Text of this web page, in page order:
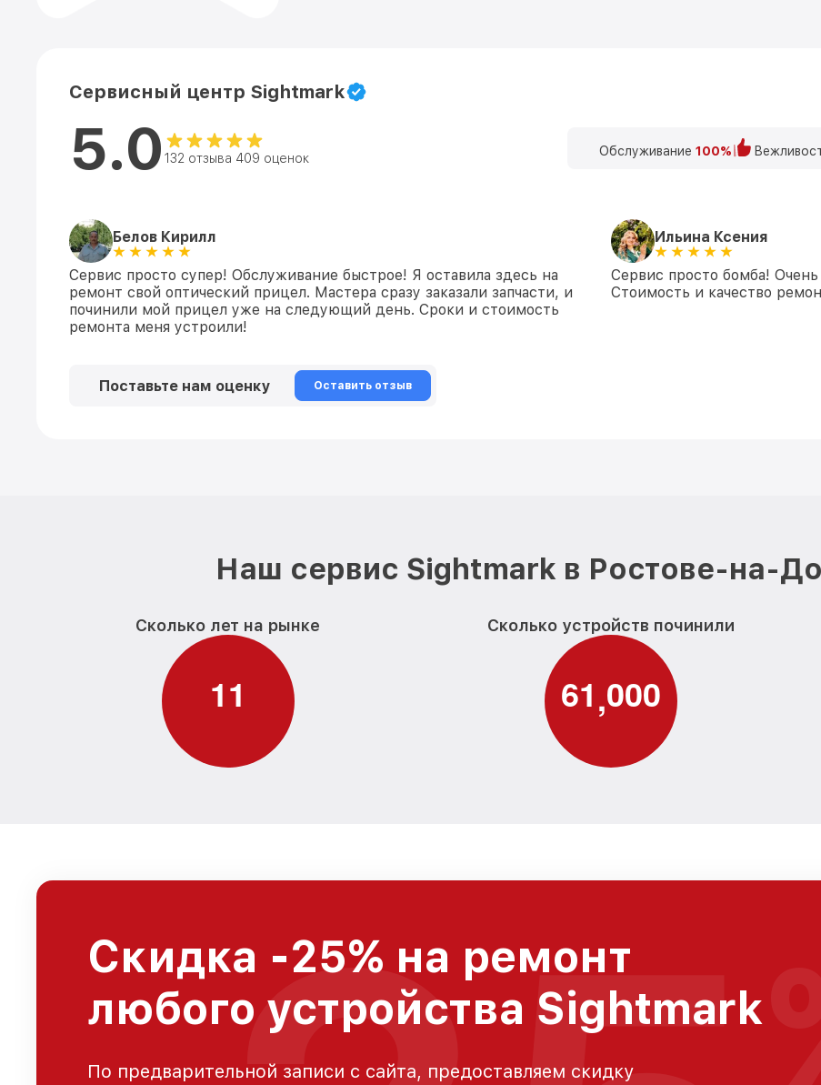
Сервисный центр Sightmark
5.0 132 отзыва 409 оценок Обслуживание 100%
Белов Кирилл
Сервис просто супер! Обслуживание быстрое! Я оставила здесь на
ремонт свой оптический прицел. Мастера сразу заказали запчасти, и
починили мой прицел уже на следующий день. Сроки и стоимость
ремонта меня устроили!
Ильина Ксения
Сервис просто бомба!
Стоимость и качество
Поставьте нам оценку Оставить отзыв
Наш сервис Sightmark в Ростове-на-
Сколько лет на рынке
11
Сколько устройств починили
61,000
Скидка -25% на ремонт
любого устройства Sightmark
По предварительной записи с сайта, предоставляем скидку